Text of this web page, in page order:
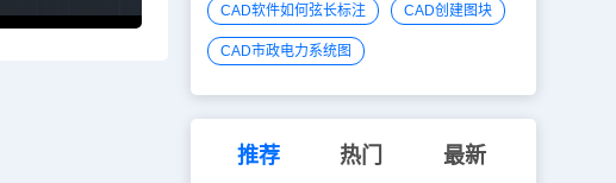
CAD软件如何弦长标注 CAD创建图块
CAD市政电力系统图
推荐 热门 最新